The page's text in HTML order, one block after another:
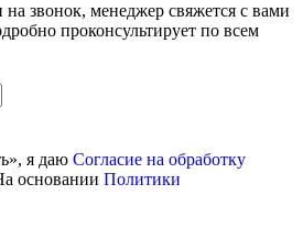
звонок, менеджер свяжется с вами
проконсультирует по всем
я даю Согласие на обработку
основании Политики